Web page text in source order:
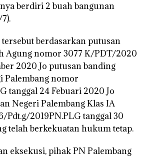
berdiri 2 buah bangunan
berdasarkan putusan
Agung nomor 3077 K/PDT/2020
2020 Jo putusan banding
Palembang nomor
tanggal 24 Febuari 2020 Jo
Negeri Palembang Klas IA
Pdt.g/2019PN.PLG tanggal 30
telah berkekuatan hukum tetap.
eksekusi, pihak PN Palembang